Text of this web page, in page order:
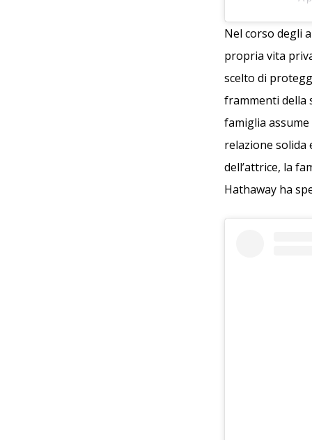
Nel corso degli
propria vita
scelto di
frammenti della
famiglia
relazione solida
dell’attrice, la
Hathaway ha